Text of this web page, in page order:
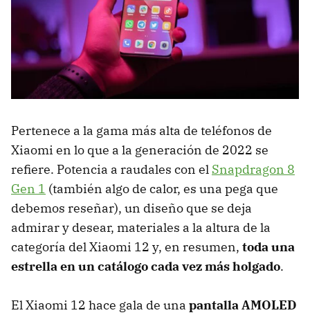
Pertenece a la gama más alta de teléfonos de
Xiaomi en lo que a la generación de 2022 se
refiere. Potencia a raudales con el Snapdragon 8
Gen 1 (también algo de calor, es una pega que
debemos reseñar), un diseño que se deja
admirar y desear, materiales a la altura de la
categoría del Xiaomi 12 y, en resumen, toda una
estrella en un catálogo cada vez más holgado.
El Xiaomi 12 hace gala de una pantalla AMOLED